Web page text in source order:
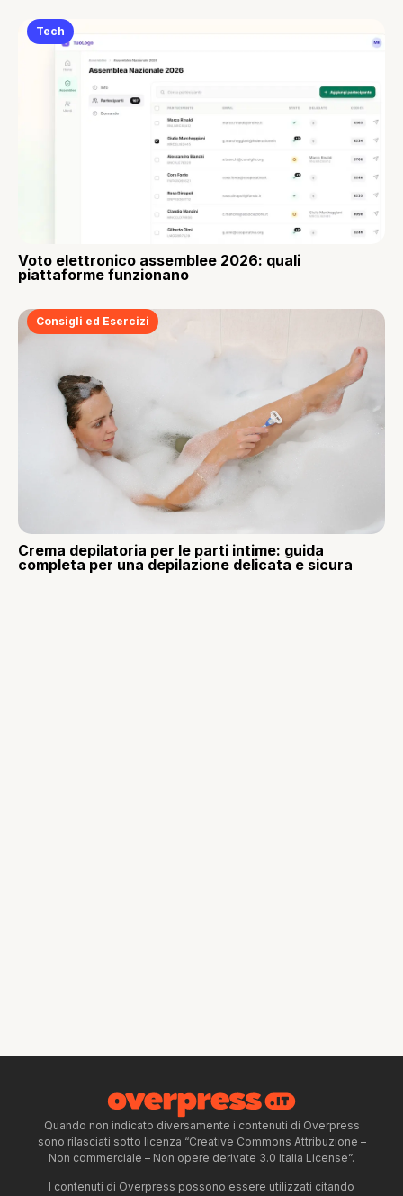
Tech
Voto elettronico assemblee 2026: quali
piattaforme funzionano
Consigli ed Esercizi
Crema depilatoria per le parti intime: guida
completa per una depilazione delicata e sicura
Quando non indicato diversamente i contenuti di Overpress
sono rilasciati sotto licenza “Creative Commons Attribuzione –
Non commerciale – Non opere derivate 3.0 Italia License”.
I contenuti di Overpress possono essere utilizzati citando